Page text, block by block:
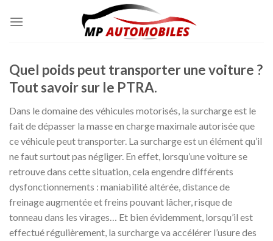
Quel poids peut transporter une voiture ?
Tout savoir sur le PTRA.
Dans le domaine des véhicules motorisés, la surcharge est le
fait de dépasser la masse en charge maximale autorisée que
ce véhicule peut transporter. La surcharge est un élément qu’il
ne faut surtout pas négliger. En effet, lorsqu’une voiture se
retrouve dans cette situation, cela engendre différents
dysfonctionnements : maniabilité altérée, distance de
freinage augmentée et freins pouvant lâcher, risque de
tonneau dans les virages… Et bien évidemment, lorsqu’il est
effectué régulièrement, la surcharge va accélérer l’usure des